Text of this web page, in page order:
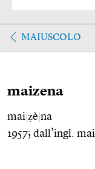
MAIUSCOLO
maizena
mai ẓè na
1957; dall’ingl.